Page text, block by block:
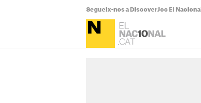
Segueix-nos a DiscoverJoc El Nacional